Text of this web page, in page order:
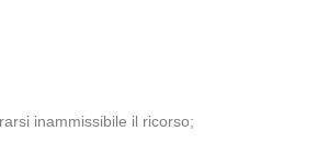
inammissibile il ricorso;